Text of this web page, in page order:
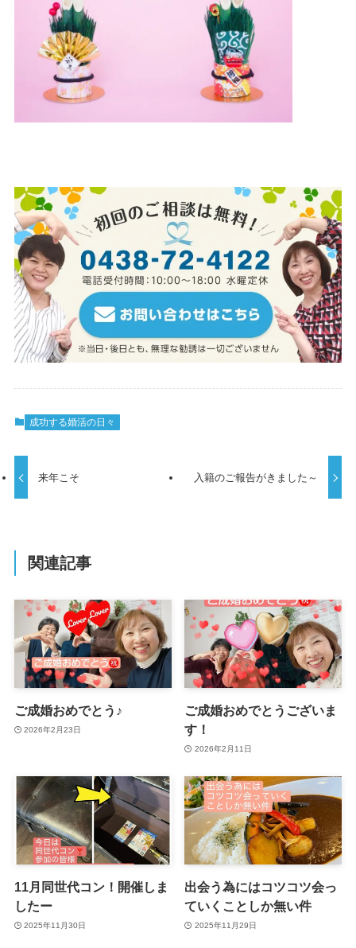
成功する婚活の日々
来年こそ 入籍のご報告がきました～
関連記事
ご成婚おめでとう♪
2026年2月23日
ご成婚おめでとうございま
す！
2026年2月11日
11月同世代コン！開催しま
したー
2025年11月30日
出会う為にはコツコツ会っ
ていくことしか無い件
2025年11月29日